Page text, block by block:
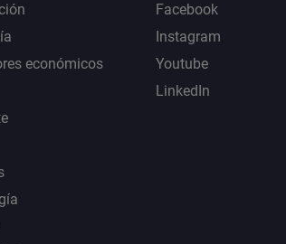
económicos
Facebook
Instagram
Youtube
LinkedIn